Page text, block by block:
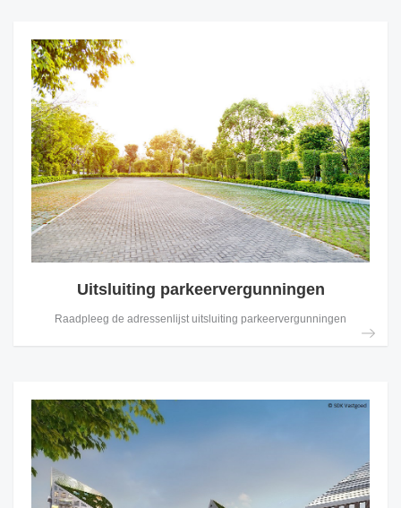
Uitsluiting parkeervergunningen
Raadpleeg de adressenlijst uitsluiting parkeervergunningen